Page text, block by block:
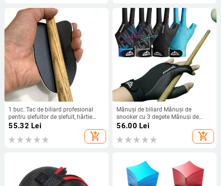
1 buc. Tac de biliard profesional
pentru șlefuitor de șlefuit, hârtie
mată, pentru curățarea stâlpului de
snooker, accesorii pentru minge de
biliard
55.32 Lei
add_shopping_cart
Mănuși de biliard Mănuși de
snooker cu 3 degete Mănuși de
biliard elastice pentru biliard
Mănuși de antrenament de biliard
reglabile pentru bărbați, femei,
56.00 Lei
add_shopping_cart